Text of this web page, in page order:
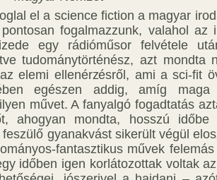
el a science fiction a magyar
fogalmazzunk, valahol az
egy rádióműsor felvétele
tudománytörténész, azt mondta
elemi ellenérzésről, ami a sci-fit
egészen addig, amíg maga
művet. A fanyalgó fogadtatás
ahogyan mondta, hosszú
gyanakvást sikerült végül
fantasztikus művek
időben igen korlátozottak voltak